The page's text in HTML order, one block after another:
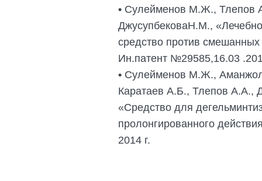
• Сулейменов М.Ж., Тлепов
ДжусупбековаН.М.,
средство против смешанных
Ин.патент №29585,16.03
• Сулейменов М.Ж.,
Каратаев А.Б., Тлепов А.А.,
«Средство для
пролонгированного
2014 г.